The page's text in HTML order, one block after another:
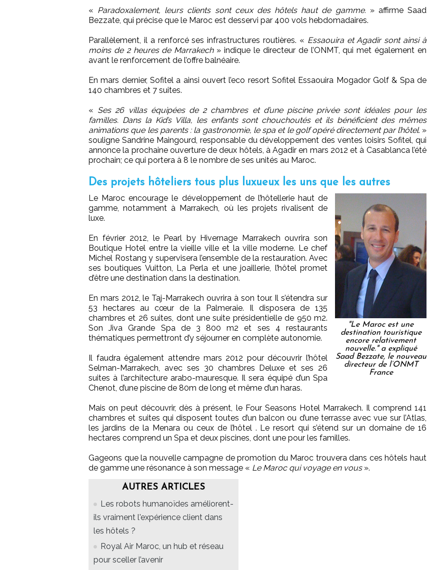
« Paradoxalement, leurs clients sont ceux des hôtels haut de gamme.» affirme Saad
Bezzate, qui précise que le Maroc est desservi par 400 vols hebdomadaires.
Parallèlement, il a renforcé ses infrastructures routières. « Essaouira et Agadir sont ainsi à
moins de 2 heures de Marrakech» indique le directeur de l’ONMT, qui met également en
avant le renforcement de l’offre balnéaire.
En mars dernier, Sofitel a ainsi ouvert l’eco resort Sofitel Essaouira Mogador Golf & Spa de
140 chambres et 7 suites.
« Ses 26 villas équipées de 2 chambres et d’une piscine privée sont idéales pour les
familles. Dans la Kid’s Villa, les enfants sont chouchoutés et ils bénéficient des mêmes
animations que les parents : la gastronomie, le spa et le golf opéré directement par l’hôtel. »
souligne Sandrine Maingourd, responsable du développement des ventes loisirs Sofitel, qui
annonce la prochaine ouverture de deux hôtels, à Agadir en mars 2012 et à Casablanca l’été
prochain; ce qui portera à 8 le nombre de ses unités au Maroc.
Des projets hôteliers tous plus luxueux les uns que les autres
"Le Maroc est une
destination touristique
encore relativement
nouvelle." a expliqué
Saad Bezzate, le nouveau
directeur de l’ONMT
France
Le Maroc encourage le développement de l’hôtellerie haut de
gamme, notamment à Marrakech, où les projets rivalisent de
luxe.
En février 2012, le Pearl by Hivernage Marrakech ouvrira son
Boutique Hotel entre la vieille ville et la ville moderne. Le chef
Michel Rostang y supervisera l’ensemble de la restauration. Avec
ses boutiques Vuitton, La Perla et une joaillerie, l’hôtel promet
d’être une destination dans la destination.
En mars 2012, le Taj-Marrakech ouvrira à son tour. Il s’étendra sur
53 hectares au cœur de la Palmeraie. Il disposera de 135
chambres et 26 suites, dont une suite présidentielle de 950 m2.
Son Jiva Grande Spa de 3 800 m2 et ses 4 restaurants
thématiques permettront d’y séjourner en complète autonomie.
Il faudra également attendre mars 2012 pour découvrir l’hôtel
Selman-Marrakech, avec ses 30 chambres Deluxe et ses 26
suites à l’architecture arabo-mauresque. Il sera équipé d’un Spa
Chenot, d’une piscine de 80m de long et même d’un haras.
Mais on peut découvrir, dès à présent, le Four Seasons Hotel Marrakech. Il comprend 141
chambres et suites qui disposent toutes d’un balcon ou d’une terrasse avec vue sur l’Atlas,
les jardins de la Menara ou ceux de l’hôtel . Le resort qui s’étend sur un domaine de 16
hectares comprend un Spa et deux piscines, dont une pour les familles.
Gageons que la nouvelle campagne de promotion du Maroc trouvera dans ces hôtels haut
de gamme une résonance à son message « Le Maroc qui voyage en vous».
AUTRES ARTICLES
Les robots humanoïdes améliorent-
ils vraiment l'expérience client dans
les hôtels ?
Royal Air Maroc, un hub et réseau
pour sceller l’avenir